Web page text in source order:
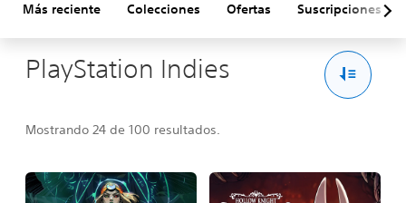
Más reciente Colecciones Ofertas Suscripciones
PlayStation Indies
Mostrando 24 de 100 resultados.